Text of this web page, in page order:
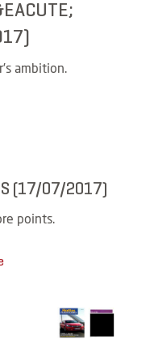
ambition.
(17/07/2017)
points.